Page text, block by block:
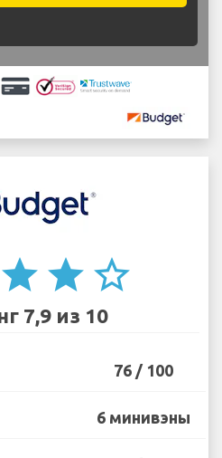
star star star_border
7,9 из 10
76 / 100
6 минивэны